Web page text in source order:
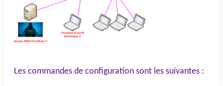
Les commandes de configuration sont les suivantes :